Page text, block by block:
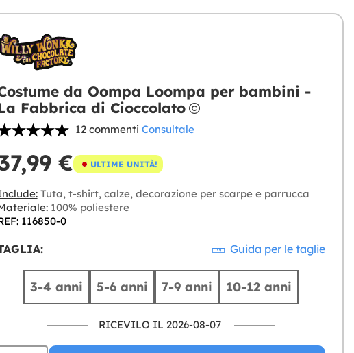
da Oompa Loompa per bambini -
Fabbrica di Cioccolato
12 commenti Consultale
€ ULTIME UNITÀ!
Tuta, t-shirt, calze, decorazione per scarpe e parrucca
100% poliestere
116850-0
Guida per le taglie
3-4 anni 5-6 anni 7-9 anni 10-12 anni
RICEVILO IL 2026-08-07